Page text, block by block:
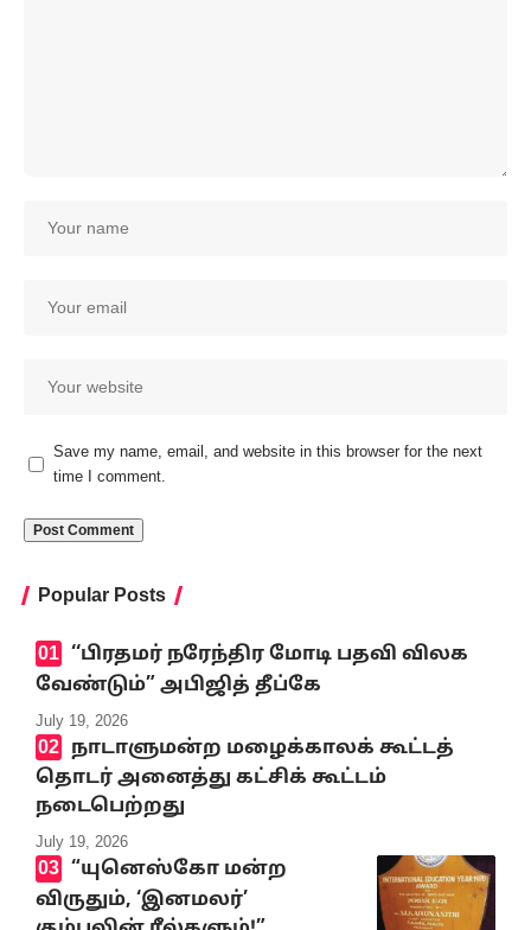
Save my name, email, and website in this browser for the next
time I comment.
Popular Posts
‘‘பிரதமர் நரேந்திர மோடி பதவி விலக
வேண்டும்” அபிஜித் தீப்கே
July 19, 2026
நாடாளுமன்ற மழைக்காலக் கூட்டத்
தொடர் அனைத்து கட்சிக் கூட்டம்
நடைபெற்றது
July 19, 2026
“யுனெஸ்கோ மன்ற
விருதும், ‘இனமலர்’